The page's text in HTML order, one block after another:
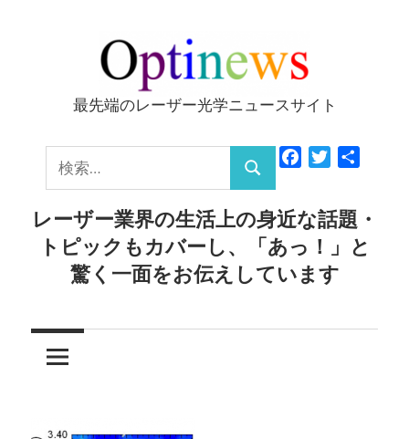
ッ
Optinews
最先端のレーザー光学ニュースサイト
索:
検
索
FacebookTwitter
レーザー業界の生活上の身近な話題・
トピックもカバーし、「あっ！」と
驚く一面をお伝えしています